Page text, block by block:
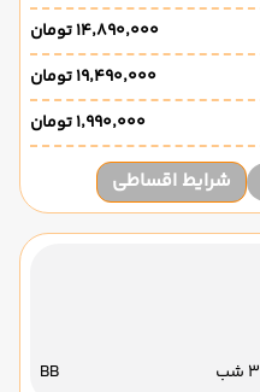
۱۴٬۸۹۰٬۰۰۰ تومان
۱۹٬۴۹۰٬۰۰۰ تومان
۱٬۹۹۰٬۰۰۰ تومان
شرایط اقساطی
3 شب BB